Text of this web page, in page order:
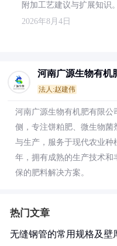
附加工艺建议与扩展知识。
2026年8月4日
河南广源生物有机
法人:赵建伟
河南广源生物有机肥有限公
侧，专注饼粕肥、微生物
与生产，服务于现代农业种
年，拥有成熟的生产技术和
保的肥料解决方案。
热门文章
无缝钢管的常用规格及壁